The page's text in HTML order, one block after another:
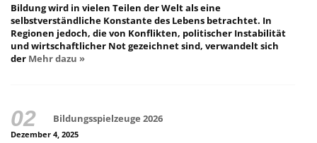
Bildung wird in vielen Teilen der Welt als eine
selbstverständliche Konstante des Lebens betrachtet. In
Regionen jedoch, die von Konflikten, politischer Instabilität
und wirtschaftlicher Not gezeichnet sind, verwandelt sich
der Mehr dazu »
Bildungsspielzeuge 2026
Dezember 4, 2025